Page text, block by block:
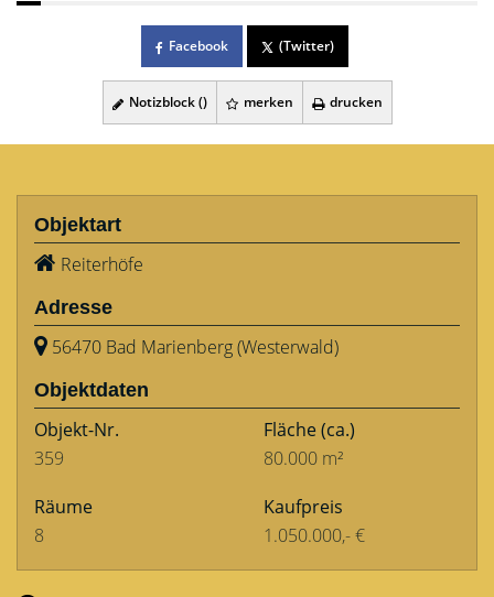
Facebook (Twitter)
Notizblock () merken drucken
Objektart
Reiterhöfe
Adresse
56470 Bad Marienberg (Westerwald)
Objektdaten
Objekt-Nr.
359
Fläche(ca.)
80.000 m²
Räume
8
Kaufpreis
1.050.000,- €